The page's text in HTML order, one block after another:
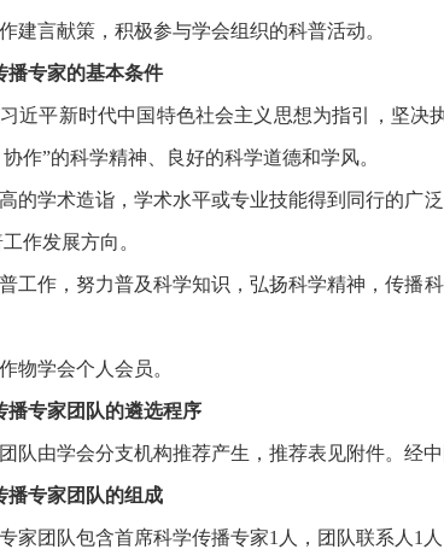
建言献策，积极参与学会组织的科普活动。
播专家的基本条件
习近平新时代中国特色社会主义思想为指引，坚
作”的科学精神、良好的科学道德和学风。
高的学术造诣，学术水平或专业技能得到同行的
作发展方向。
普工作，努力普及科学知识，弘扬科学精神，传
物学会个人会员。
播专家团队的遴选程序
队由学会分支机构推荐产生，推荐表见附件。经
播专家团队的组成
家团队包含首席科学传播专家1人，团队联系人1人